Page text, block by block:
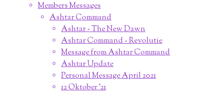
Members Messages
Ashtar Command
Ashtar - The New Dawn
Ashtar Command - Revolutie
Message from Ashtar Command
Ashtar Update
Personal Message April 2021
12 Oktober '21